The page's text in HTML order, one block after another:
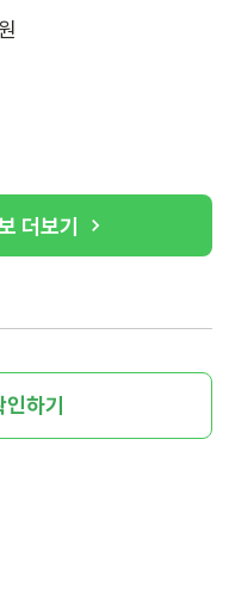
더보기
하기